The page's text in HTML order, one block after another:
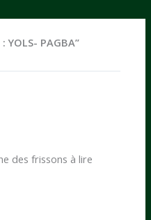
PAGBA”
des frissons à lire